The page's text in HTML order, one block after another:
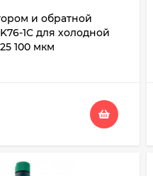
и обратной
1C для холодной
100 мкм